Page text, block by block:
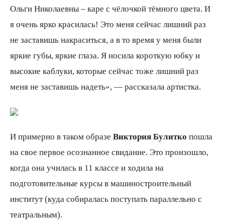
Ольги Николаевны – каре с чёлочкой тёмного цвета. И
я очень ярко красилась! Это меня сейчас лишний раз
не заставишь накраситься, а в то время у меня были
яркие губы, яркие глаза. Я носила короткую юбку и
высокие каблуки, которые сейчас тоже лишний раз
меня не заставишь надеть», — рассказала артистка.
И примерно в таком образе Виктория Булитко пошла
на свое первое осознанное свидание. Это произошло,
когда она училась в 11 классе и ходила на
подготовительные курсы в машиностроительный
институт (куда собиралась поступать параллельно с
театральным).